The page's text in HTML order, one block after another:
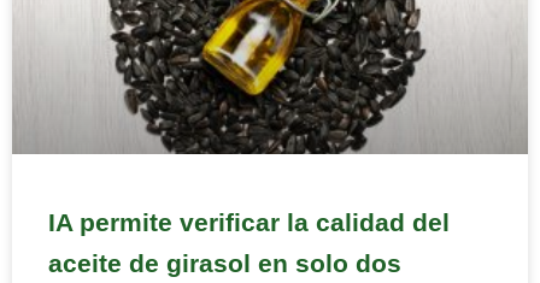
IA permite verificar la calidad del
aceite de girasol en solo dos